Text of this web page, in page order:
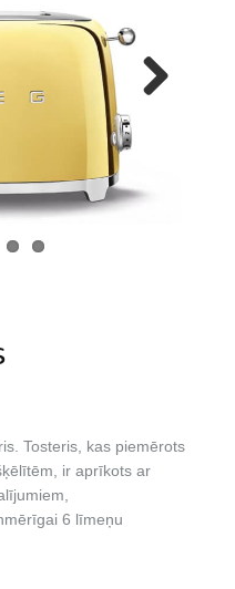
Tosteris, kas piemērots
ir aprīkots ar
6 līmeņu